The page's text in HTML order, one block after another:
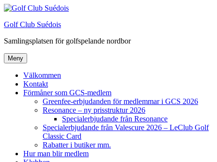
Hoppa
innehåll
Golf Club Suédois
Samlingsplatsen för golfspelande nordbor
Meny
Välkommen
Kontakt
Förmåner som GCS-medlem
Greenfee-erbjudanden för medlemmar i GCS 2026
Resonance – ny prisstruktur 2026
Specialerbjudande från Resonance
Specialerbjudande från Valescure 2026 – LeClub Golf
Classic Card
Rabatter i butiker mm.
Hur man blir medlem